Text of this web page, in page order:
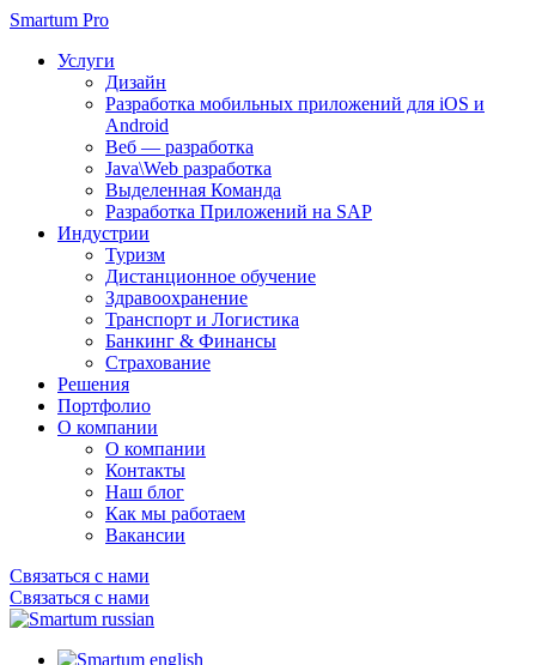
Smartum Pro
Услуги
Дизайн
Разработка мобильных приложений для iOS и
Android
Веб — разработка
Java\Web разработка
Выделенная Команда
Разработка Приложений на SAP
Индустрии
Туризм
Дистанционное обучение
Здравоохранение
Транспорт и Логистика
Банкинг & Финансы
Страхование
Решения
Портфолио
О компании
О компании
Контакты
Наш блог
Как мы работаем
Вакансии
Связаться с нами
Связаться с нами